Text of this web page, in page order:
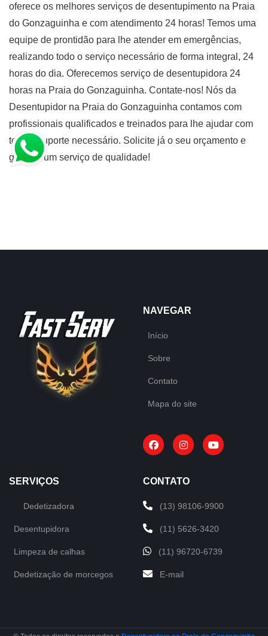
oferece os melhores serviços de desentupimento na Praia
do Gonzaguinha e com atendimento 24 horas! Temos uma
equipe de prontidão para lhe atender em emergências,
realizando todo o serviço necessário de forma integral, 24
horas do dia. Oferecemos serviço de desentupidora 24
horas na Praia do Gonzaguinha. Contate-nos! Nós da
Desentupidor na Praia do Gonzaguinha contamos com
profissionais qualificados e treinados para lhe ajudar com
todo o suporte necessário. Solicite já o seu orçamento e
garanta um serviço de qualidade!
NAVEGAR
Início
Sobre
Contato
Mapa do site
SERVIÇOS
Dedetizadora
Desentupidora
Limpeza de calhas
Dedetização de morcegos
CONTATO
(13) 98106-9900
(11) 5626-3420
(11) 96720-6739
E-mail